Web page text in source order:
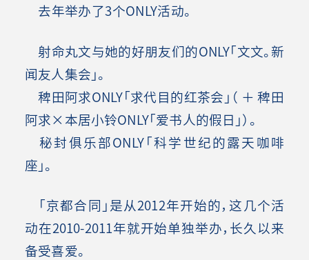
去年举办了3个ONLY活动。
射命丸文与她的好朋友们的ONLY「文文。新
闻友人集会」。
稗田阿求ONLY「求代目的红茶会」（ ＋ 稗田
阿求×本居小铃ONLY「爱书人的假日」）。
秘封俱乐部ONLY「科学世纪的露天咖啡
座」。
「京都合同」是从2012年开始的，这几个活
动在2010-2011年就开始单独举办，长久以来
备受喜爱。